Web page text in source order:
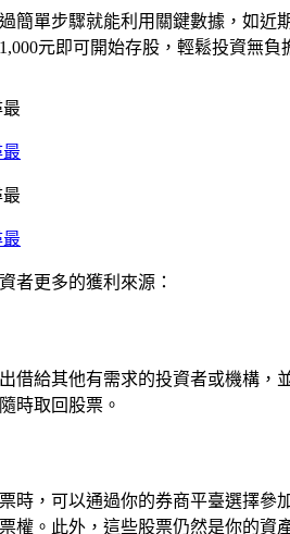
簡單步驟就能利用關鍵數據，如
元即可開始存股，輕鬆投資無負
者更多的獲利來源：
借給其他有需求的投資者或機構
時取回股票。
時，可以通過你的券商平臺選擇
權。此外，這些股票仍然是你的資